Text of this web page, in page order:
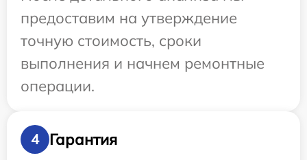
предоставим на утверждение
точную стоимость, сроки
выполнения и начнем ремонтные
операции.
4
Гарантия